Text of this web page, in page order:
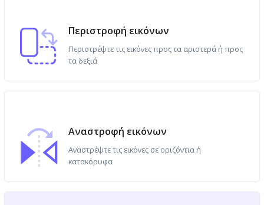
Περιστροφή εικόνων
Περιστρέψτε τις εικόνες προς τα αριστερά ή προς
τα δεξιά
Αναστροφή εικόνων
Αναστρέψτε τις εικόνες σε οριζόντια ή
κατακόρυφα